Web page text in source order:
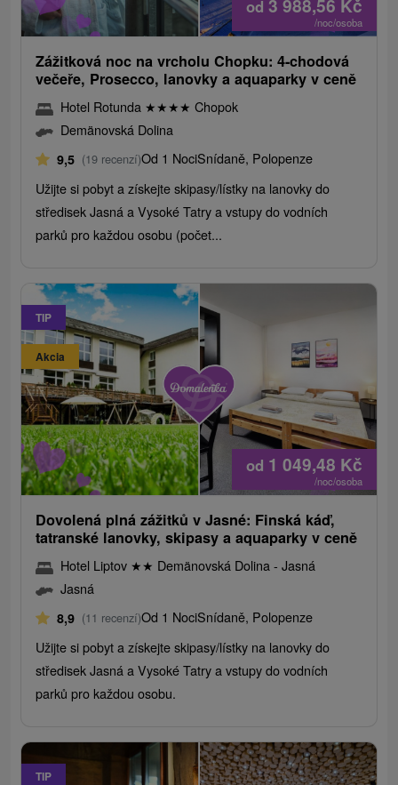
od 3 988,56 Kč
/noc/osoba
Zážitková noc na vrcholu Chopku: 4-chodová
večeře, Prosecco, lanovky a aquaparky v ceně
Hotel Rotunda ★★★★ Chopok
Demänovská Dolina
9,5 (19 recenzí)Od 1 NociSnídaně, Polopenze
Užijte si pobyt a získejte skipasy/lístky na lanovky do
středisek Jasná a Vysoké Tatry a vstupy do vodních
parků pro každou osobu (počet...
TIP
Akcia
od 1 049,48 Kč
/noc/osoba
Dovolená plná zážitků v Jasné: Finská káď,
tatranské lanovky, skipasy a aquaparky v ceně
Hotel Liptov ★★ Demänovská Dolina - Jasná
Jasná
8,9 (11 recenzí)Od 1 NociSnídaně, Polopenze
Užijte si pobyt a získejte skipasy/lístky na lanovky do
středisek Jasná a Vysoké Tatry a vstupy do vodních
parků pro každou osobu.
TIP